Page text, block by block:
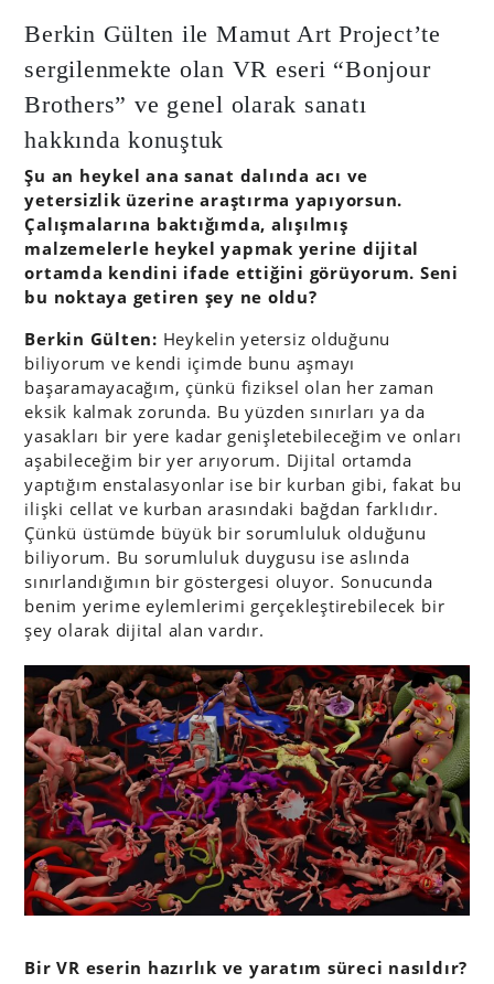
Berkin Gülten ile Mamut Art Project’te
sergilenmekte olan VR eseri “Bonjour
Brothers” ve genel olarak sanatı
hakkında konuştuk
Şu an heykel ana sanat dalında acı ve
yetersizlik üzerine araştırma yapıyorsun.
Çalışmalarına baktığımda, alışılmış
malzemelerle heykel yapmak yerine dijital
ortamda kendini ifade ettiğini görüyorum. Seni
bu noktaya getiren şey ne oldu?
Berkin Gülten: Heykelin yetersiz olduğunu
biliyorum ve kendi içimde bunu aşmayı
başaramayacağım, çünkü fiziksel olan her zaman
eksik kalmak zorunda. Bu yüzden sınırları ya da
yasakları bir yere kadar genişletebileceğim ve onları
aşabileceğim bir yer arıyorum. Dijital ortamda
yaptığım enstalasyonlar ise bir kurban gibi, fakat bu
ilişki cellat ve kurban arasındaki bağdan farklıdır.
Çünkü üstümde büyük bir sorumluluk olduğunu
biliyorum. Bu sorumluluk duygusu ise aslında
sınırlandığımın bir göstergesi oluyor. Sonucunda
benim yerime eylemlerimi gerçekleştirebilecek bir
şey olarak dijital alan vardır.
Bir VR eserin hazırlık ve yaratım süreci nasıldır?